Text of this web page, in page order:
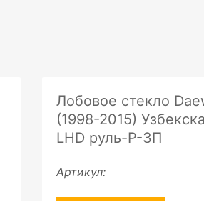
Лобовое стекло
(1998-2015)
LHD руль-P-ЗП
Артикул: